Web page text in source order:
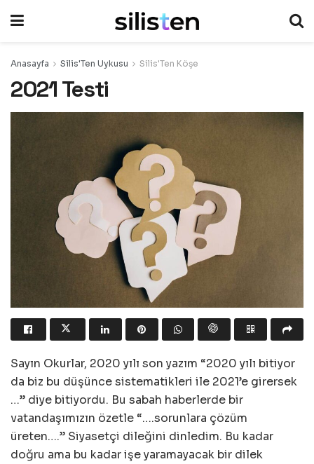
Anasayfa Silis'Ten Uykusu Silis'Ten Köşe
2021 Testi
Sayın Okurlar, 2020 yılı son yazım “2020 yılı bitiyor
da biz bu düşünce sistematikleri ile 2021’e girersek
…” diye bitiyordu. Bu sabah haberlerde bir
vatandaşımızın özetle “….sorunlara çözüm
üreten….” Siyasetçi dileğini dinledim. Bu kadar
doğru ama bu kadar işe yaramayacak bir dilek